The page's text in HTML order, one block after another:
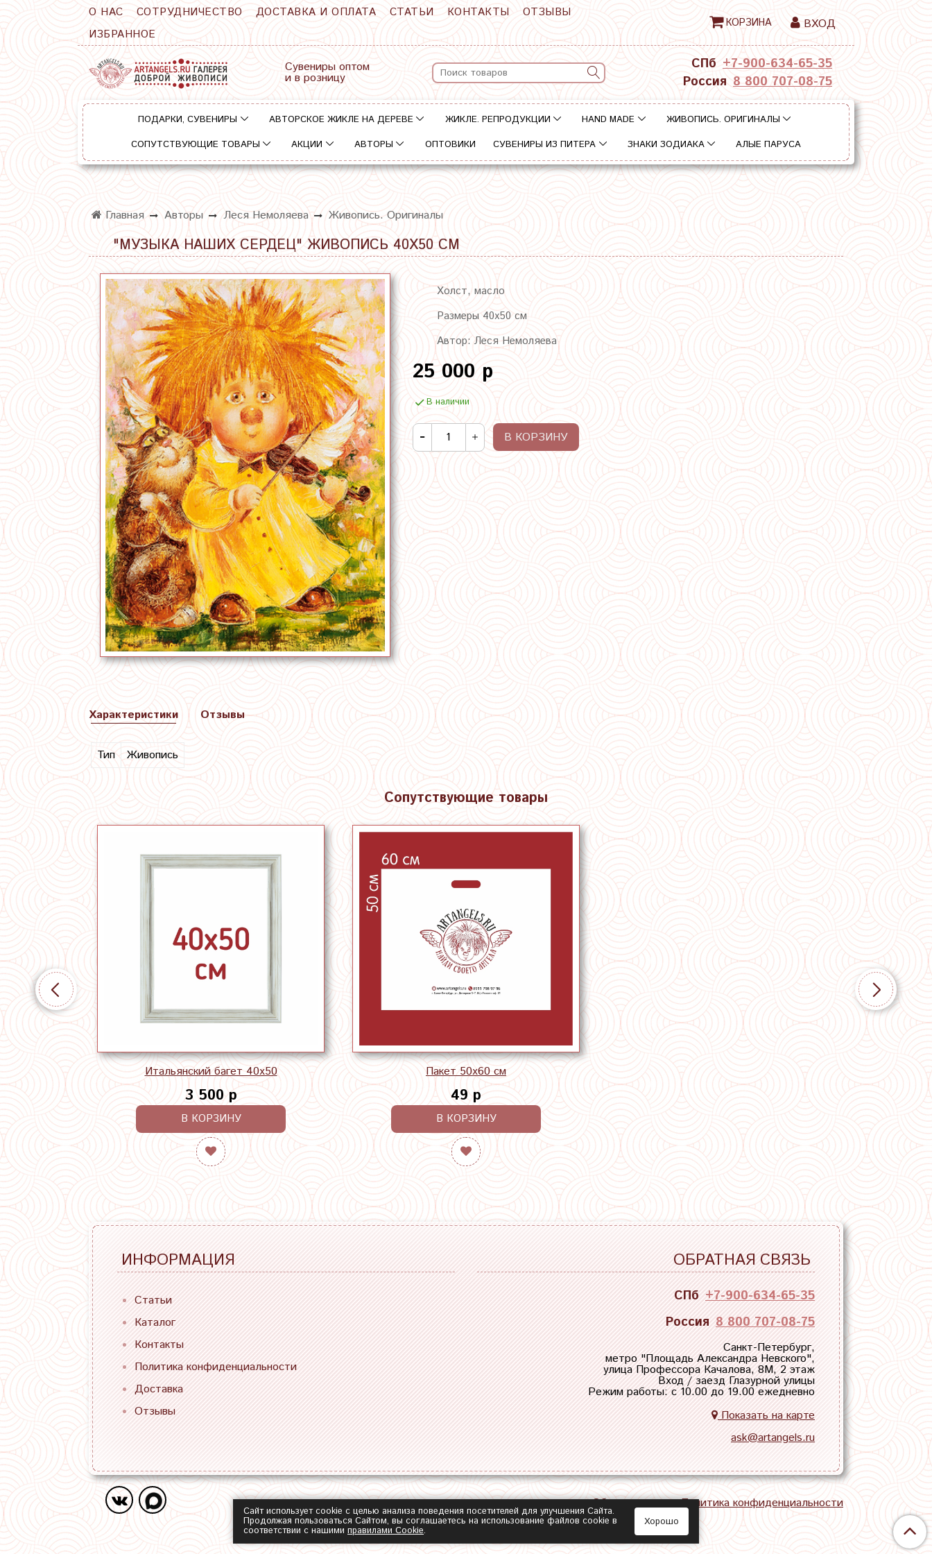
О НАС СОТРУДНИЧЕСТВО ДОСТАВКА И ОПЛАТА СТАТЬИ КОНТАКТЫ
ОТЗЫВЫ
ИЗБРАННОЕ
КОРЗИНА ВХОД
Сувениры оптом
и в розницу
СПб +7-900-634-65-35
Россия 8 800 707-08-75
ПОДАРКИ, СУВЕНИРЫ АВТОРСКОЕ ЖИКЛЕ НА ДЕРЕВЕ ЖИКЛЕ. РЕПРОДУКЦИИ HAND MADE
ЖИВОПИСЬ. ОРИГИНАЛЫ
СОПУТСТВУЮЩИЕ ТОВАРЫ
АКЦИИ АВТОРЫ ОПТОВИКИ СУВЕНИРЫ ИЗ ПИТЕРА ЗНАКИ ЗОДИАКА АЛЫЕ ПАРУСА
Главная Авторы Леся Немоляева Живопись. Оригиналы
"МУЗЫКА НАШИХ СЕРДЕЦ" ЖИВОПИСЬ 40Х50 СМ
Холст, масло
Размеры 40х50 см
Автор: Леся Немоляева
25 000 р
В наличии
В КОРЗИНУ
Характеристики
Тип Живопись
Отзывы
Сопутствующие товары
Итальянский багет 40х50
3 500 р
В КОРЗИНУ
Пакет 50х60 см
49 р
В КОРЗИНУ
ИНФОРМАЦИЯ
Статьи
Каталог
Контакты
Политика конфиденциальности
Доставка
Отзывы
ОБРАТНАЯ СВЯЗЬ
СПб +7-900-634-65-35
Россия 8 800 707-08-75
Санкт-Петербург,
метро "Площадь Александра Невского",
улица Профессора Качалова, 8М, 2 этаж
Вход / заезд Глазурной улицы
Режим работы: с 10.00 до 19.00 ежедневно
Показать на карте
ask@artangels.ru
Обратная связь Политика конфиденциальности
Сайт использует cookie с целью анализа поведения посетителей для улучшения Сайта.
Продолжая пользоваться Сайтом, вы соглашаетесь на использование файлов cookie в
соответствии с нашими правилами Сookie.
Хорошо